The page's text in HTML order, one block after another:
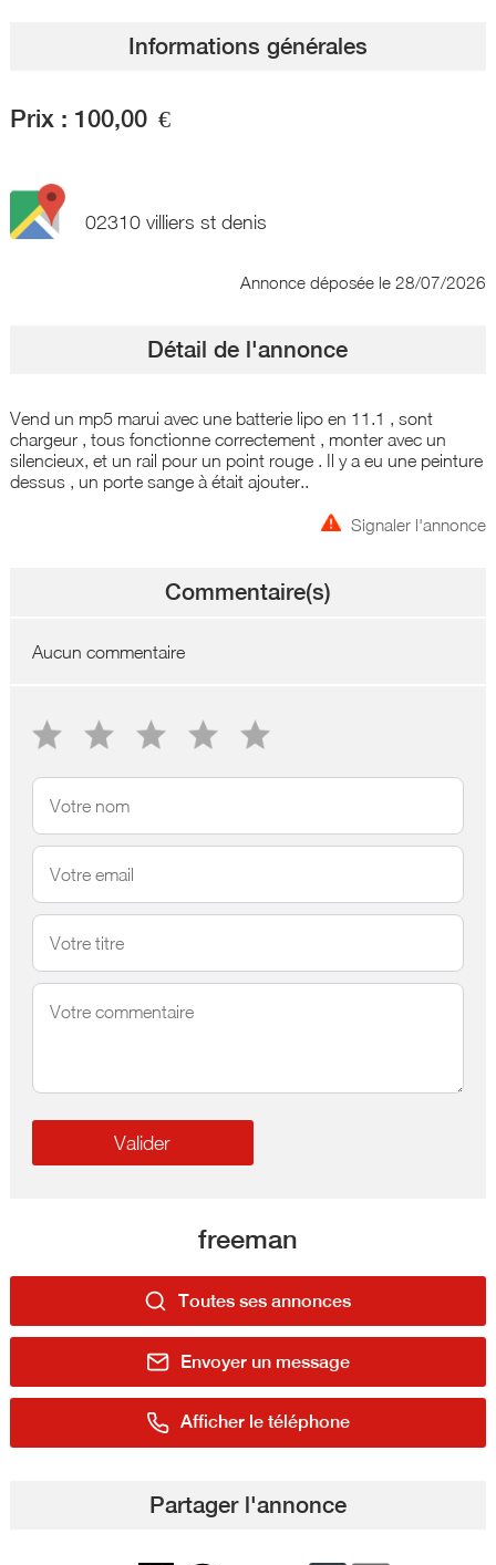
Informations générales
Prix : 100,00 €
02310 villiers st denis
Annonce déposée le 28/07/2026
Détail de l'annonce
Vend un mp5 marui avec une batterie lipo en 11.1 , sont
chargeur , tous fonctionne correctement , monter avec un
silencieux, et un rail pour un point rouge . Il y a eu une peinture
dessus , un porte sange à était ajouter..
Signaler l'annonce
Commentaire(s)
Aucun commentaire
freeman
Toutes ses annonces
Envoyer un message
Afficher le téléphone
Partager l'annonce